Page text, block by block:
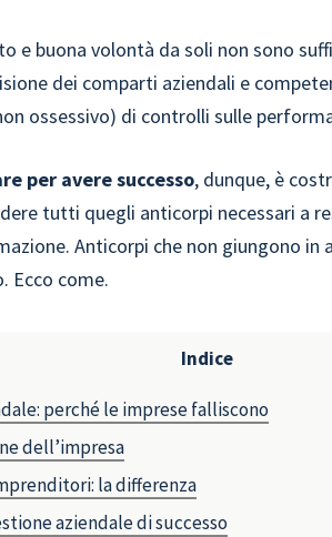
e buona volontà da soli non sono
dei comparti aziendali e
ossessivo) di controlli sulle
per avere successo, dunque, è
tutti quegli anticorpi necessari a
Anticorpi che non giungono in
Ecco come.
Indice
perché le imprese falliscono
dell’impresa
la differenza
aziendale di successo